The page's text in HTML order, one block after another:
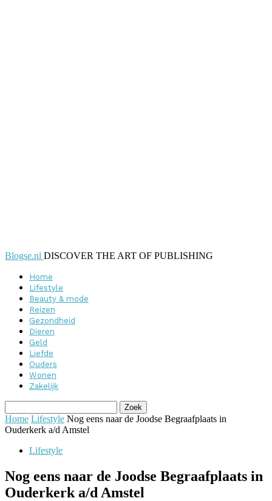
Blogse.nl DISCOVER THE ART OF PUBLISHING
Home
Lifestyle
Beauty & mode
Reizen
Gezondheid
Dieren
Geld
Liefde
Ouders
Wonen
Zakelijk
Home Lifestyle Nog eens naar de Joodse Begraafplaats in
Ouderkerk a/d Amstel
Lifestyle
Nog eens naar de Joodse Begraafplaats in
Ouderkerk a/d Amstel